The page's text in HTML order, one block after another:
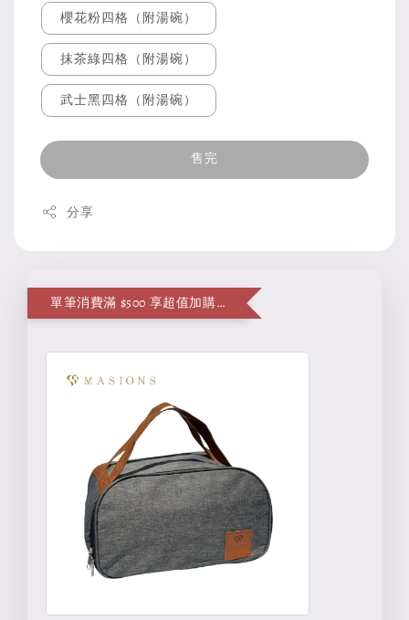
櫻花粉四格（附湯碗）
抹茶綠四格（附湯碗）
武士黑四格（附湯碗）
售完
分享
單筆消費滿 $500 享超值加購便當袋